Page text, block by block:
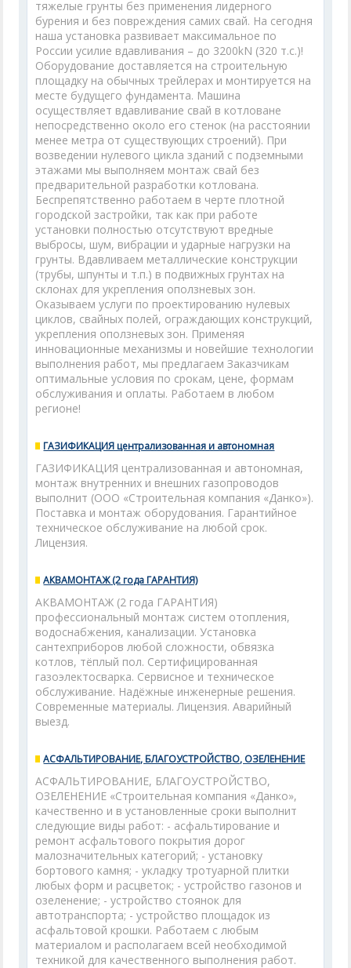
тяжелые грунты без применения лидерного
бурения и без повреждения самих свай. На сегодня
наша установка развивает максимальное по
России усилие вдавливания – до 3200kN (320 т.с.)!
Оборудование доставляется на строительную
площадку на обычных трейлерах и монтируется на
месте будущего фундамента. Машина
осуществляет вдавливание свай в котловане
непосредственно около его стенок (на расстоянии
менее метра от существующих строений). При
возведении нулевого цикла зданий с подземными
этажами мы выполняем монтаж свай без
предварительной разработки котлована.
Беспрепятственно работаем в черте плотной
городской застройки, так как при работе
установки полностью отсутствуют вредные
выбросы, шум, вибрации и ударные нагрузки на
грунты. Вдавливаем металлические конструкции
(трубы, шпунты и т.п.) в подвижных грунтах на
склонах для укрепления оползневых зон.
Оказываем услуги по проектированию нулевых
циклов, свайных полей, ограждающих конструкций,
укрепления оползневых зон. Применяя
инновационные механизмы и новейшие технологии
выполнения работ, мы предлагаем Заказчикам
оптимальные условия по срокам, цене, формам
обслуживания и оплаты. Работаем в любом
регионе!
ГАЗИФИКАЦИЯ централизованная и автономная
ГАЗИФИКАЦИЯ централизованная и автономная,
монтаж внутренних и внешних газопроводов
выполнит (ООО «Строительная компания «Данко»).
Поставка и монтаж оборудования. Гарантийное
техническое обслуживание на любой срок.
Лицензия.
АКВАМОНТАЖ (2 года ГАРАНТИЯ)
АКВАМОНТАЖ (2 года ГАРАНТИЯ)
профессиональный монтаж систем отопления,
водоснабжения, канализации. Установка
сантехприборов любой сложности, обвязка
котлов, тёплый пол. Сертифицированная
газоэлектосварка. Сервисное и техническое
обслуживание. Надёжные инженерные решения.
Современные материалы. Лицензия. Аварийный
выезд.
АСФАЛЬТИРОВАНИЕ, БЛАГОУСТРОЙСТВО, ОЗЕЛЕНЕНИЕ
АСФАЛЬТИРОВАНИЕ, БЛАГОУСТРОЙСТВО,
ОЗЕЛЕНЕНИЕ «Строительная компания «Данко»,
качественно и в установленные сроки выполнит
следующие виды работ: - асфальтирование и
ремонт асфальтового покрытия дорог
малозначительных категорий; - установку
бортового камня; - укладку тротуарной плитки
любых форм и расцветок; - устройство газонов и
озеленение; - устройство стоянок для
автотранспорта; - устройство площадок из
асфальтовой крошки. Работаем с любым
материалом и располагаем всей необходимой
техникой для качественного выполнения работ.